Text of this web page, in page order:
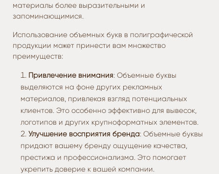
материалы более выразительными и
запоминающимися.
Использование объемных букв в полиграфической
продукции может принести вам множество
преимуществ:
Привлечение внимания: Объемные буквы
выделяются на фоне других рекламных
материалов, привлекая взгляд потенциальных
клиентов. Это особенно эффективно для вывесок,
логотипов и других крупноформатных элементов.
Улучшение восприятия бренда: Объемные буквы
придают вашему бренду ощущение качества,
престижа и профессионализма. Это помогает
укрепить доверие к вашей компании.